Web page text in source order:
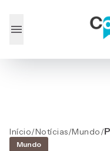
Início/Notícias/Mundo/
Mundo